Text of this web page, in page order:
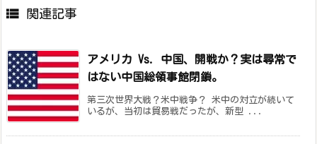
 関連記事
アメリカ Vs. 中国、開戦か？実は尋常で
はない中国総領事館閉鎖。
第三次世界大戦？米中戦争？ 米中の対立が続いて
いるが、当初は貿易戦だったが、新型 ...